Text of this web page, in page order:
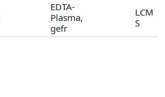
EDTA-
Plasma,
gefr
LCM
S